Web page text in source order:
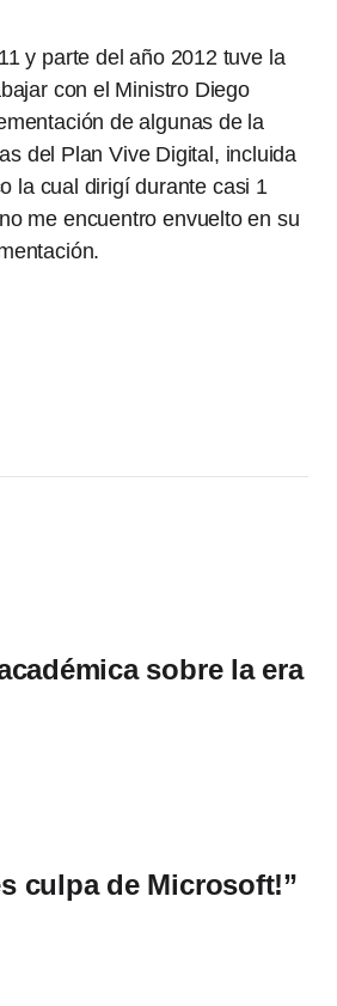
y parte del año 2012 tuve la
con el Ministro Diego
de algunas de la
del Plan Vive Digital, incluida
la cual dirigí durante casi 1
me encuentro envuelto en su
sobre la era
culpa de Microsoft!”